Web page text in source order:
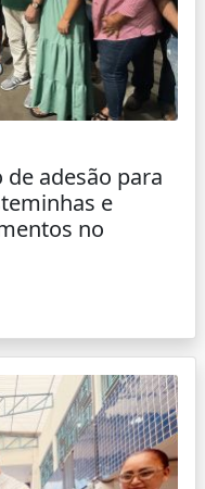
adesão para
e
no